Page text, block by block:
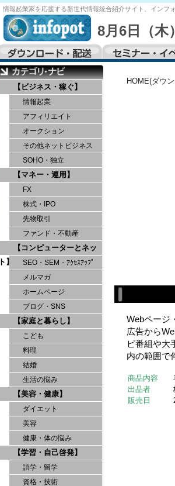
情報起業家を応援する新世代情報統合紹介サイト、 インフ
8月6日（木）
【ビジネス・稼ぐ】
情報起業
アフィリエイト
オークション
その他ネットビジネス
SOHO・独立
【マネー・運用】
FX
株式・IPO
先物取引
ファンド・不動産
【コンピューターとネッ
ト】
SEO・SEM・ｱｸｾｽｱｯﾌﾟ
メルマガ
ホームページ
ブログ・SNS
【家庭と暮らし】
こども
料理
結婚
生活の悩み
【美容・健康】
ダイエット
美容
健康・体の悩み
【学習・自己啓発】
語学・留学
資格・技術
HOME(ダウ
Webページ
広告から
ビ番組や大
内の範囲で
商品内容
出品者
販売日